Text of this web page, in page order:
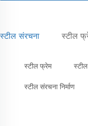
स्टील संरचना स्टील
स्टील फ्रेम
स्टील संरचना निर्माण